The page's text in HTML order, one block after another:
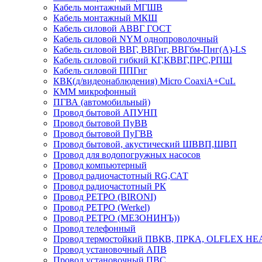
Кабель монтажный МГШВ
Кабель монтажный МКШ
Кабель силовой АВВГ ГОСТ
Кабель силовой NYM однопроволочный
Кабель силовой ВВГ, ВВГнг, ВВГбм-Пнг(А)-LS
Кабель силовой гибкий КГ,КВВГ,ПРС,РПШ
Кабель силовой ППГнг
КВК(д/видеонаблюдения) Micro CoaxiA+CuL
КММ микрофонный
ПГВА (автомобильный)
Провод бытовой АПУНП
Провод бытовой ПуВВ
Провод бытовой ПуГВВ
Провод бытовой, акустический ШВВП,ШВП
Провод для водопогружных насосов
Провод компьютерный
Провод радиочастотный RG,САТ
Провод радиочастотный РК
Провод РЕТРО (BIRONI)
Провод РЕТРО (Werkel)
Провод РЕТРО (МЕЗОНИНЪ))
Провод телефонный
Провод термостойкий ПВКВ, ПРКА, OLFLEX
Провод установочный АПВ